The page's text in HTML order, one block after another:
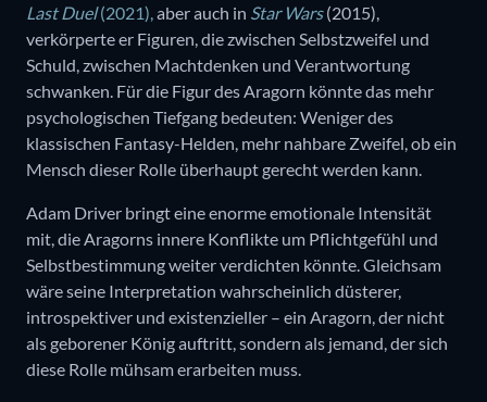
Last Duel(2021),aber auch in Star Wars(2015),
verkörperte er Figuren, die zwischen Selbstzweifel und
Schuld, zwischen Machtdenken und Verantwortung
schwanken. Für die Figur des Aragorn könnte das mehr
psychologischen Tiefgang bedeuten: Weniger des
klassischen Fantasy-Helden, mehr nahbare Zweifel, ob ein
Mensch dieser Rolle überhaupt gerecht werden kann.
Adam Driver bringt eine enorme emotionale Intensität
mit, die Aragorns innere Konflikte um Pflichtgefühl und
Selbstbestimmung weiter verdichten könnte. Gleichsam
wäre seine Interpretation wahrscheinlich düsterer,
introspektiver und existenzieller – ein Aragorn, der nicht
als geborener König auftritt, sondern als jemand, der sich
diese Rolle mühsam erarbeiten muss.